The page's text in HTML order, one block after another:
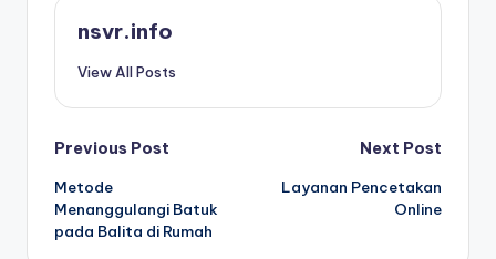
nsvr.info
View All Posts
Post
navigation
Previous Post
Metode
Menanggulangi Batuk
pada Balita di Rumah
Next Post
Layanan Pencetakan
Online